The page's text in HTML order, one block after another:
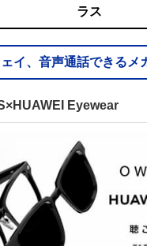
ラス
イ、音声通話できるメ
Eyewear